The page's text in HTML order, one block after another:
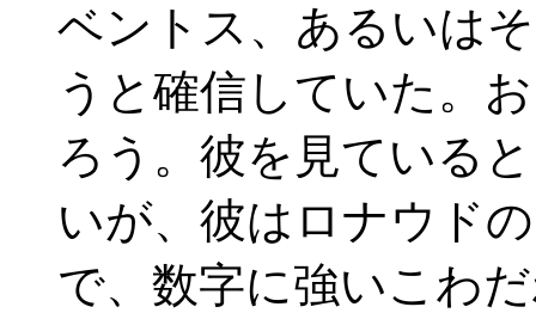
ベントス、あるいは
うと確信していた。
ろう。彼を見ている
いが、彼はロナウド
で、数字に強いこわ